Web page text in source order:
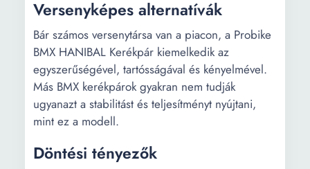
Versenyképes alternatívák
Bár számos versenytársa van a piacon, a Probike
BMX HANIBAL Kerékpár kiemelkedik az
egyszerűségével, tartósságával és kényelmével.
Más BMX kerékpárok gyakran nem tudják
ugyanazt a stabilitást és teljesítményt nyújtani,
mint ez a modell.
Döntési tényezők